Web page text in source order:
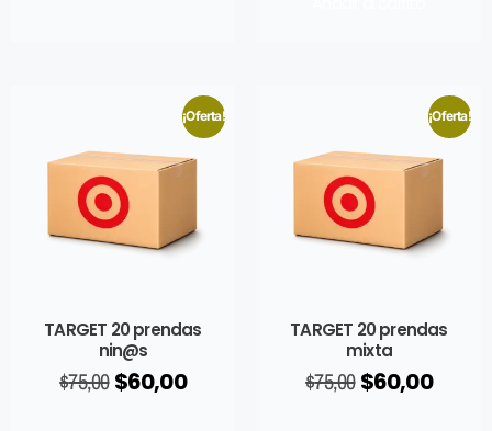
¡Oferta!
TARGET 20 prendas
nin@s
$75,00 $60,00
¡Oferta!
TARGET 20 prendas
mixta
$75,00 $60,00